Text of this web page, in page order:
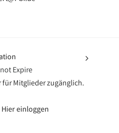
Expire
für Mitglieder zugänglich.
Hier einloggen